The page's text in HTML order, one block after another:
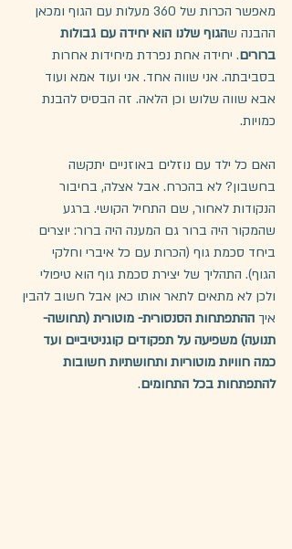
מאפשר הכרות של 360 מעלות עם הגוף ומכאן
ההבנה שהגוף שלנו הוא יחידה עם גבולות
ברורים. יחידה אחת נפרדת מיחידות אחרות
בסביבתה. אני שווה אחד. אני ועוד אמא ועוד
אבא שווה שלוש וכן הלאה. זה הבסיס להבנת
כמויות.
האם כל ילד עם נוזלים באוזניים יתקשה
בחשבון? לא בהכרח. אבל אצלה, בחיבור
הנקודות לאחור, שם התחיל הקושי. ברגע
שהמקור היה ברור גם המענה היה ברור: יוצרים
ביחד סכמת גוף (הכרות עם כל איברי וחלקי
הגוף). התהליך של יצירת סכמת גוף הוא טיפולי
ולכן לא מתאים לתאר אותו כאן אבל חשוב להבין
איך ההתפתחות הסנסורית- מוטורית (תחושה-
תנועה) משפיעה על תפקודים קוגניטיביים ועד
כמה חוויות מוטוריות ותחושתיות חשובות
להתפתחות בכל התחומים.